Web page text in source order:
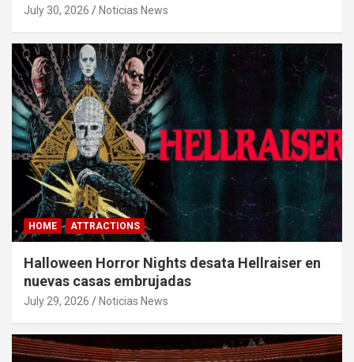
July 30, 2026 Noticias News
HOME ATTRACTIONS
Halloween Horror Nights desata Hellraiser en
nuevas casas embrujadas
July 29, 2026 Noticias News